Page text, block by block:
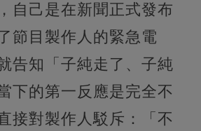
自己是在新聞正式發布
節目製作人的緊急電
告知「子純走了、子純
下的第一反應是完全不
接對製作人駁斥：「不